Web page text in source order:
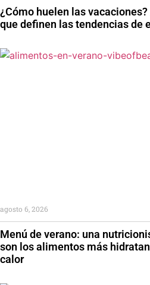
¿Cómo huelen las
que definen las tendencias de
Menú de verano: una
son los alimentos más
calor
agosto 6, 2026